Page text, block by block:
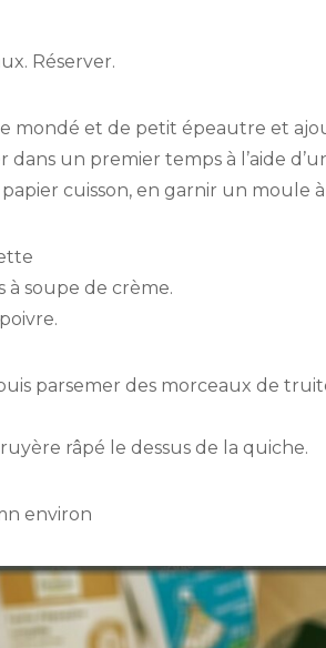
Réserver.
mondé et de petit épeautre et
dans un premier temps à l’aide
cuisson, en garnir un moule
soupe de crème.
parsemer des morceaux de
râpé le dessus de la quiche.
environ